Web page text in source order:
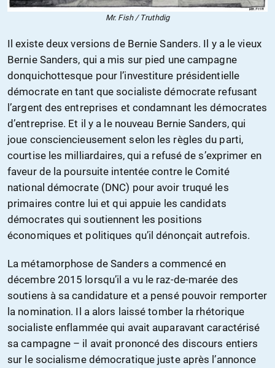
Mr. Fish / Truthdig
Il existe deux versions de Bernie Sanders. Il y a le vieux
Bernie Sanders, qui a mis sur pied une campagne
donquichottesque pour l’investiture présidentielle
démocrate en tant que socialiste démocrate refusant
l’argent des entreprises et condamnant les démocrates
d’entreprise. Et il y a le nouveau Bernie Sanders, qui
joue consciencieusement selon les règles du parti,
courtise les milliardaires, qui a refusé de s’exprimer en
faveur de la poursuite intentée contre le Comité
national démocrate (DNC) pour avoir truqué les
primaires contre lui et qui appuie les candidats
démocrates qui soutiennent les positions
économiques et politiques qu’il dénonçait autrefois.
La métamorphose de Sanders a commencé en
décembre 2015 lorsqu’il a vu le raz-de-marée des
soutiens à sa candidature et a pensé pouvoir remporter
la nomination. Il a alors laissé tomber la rhétorique
socialiste enflammée qui avait auparavant caractérisé
sa campagne – il avait prononcé des discours entiers
sur le socialisme démocratique juste après l’annonce